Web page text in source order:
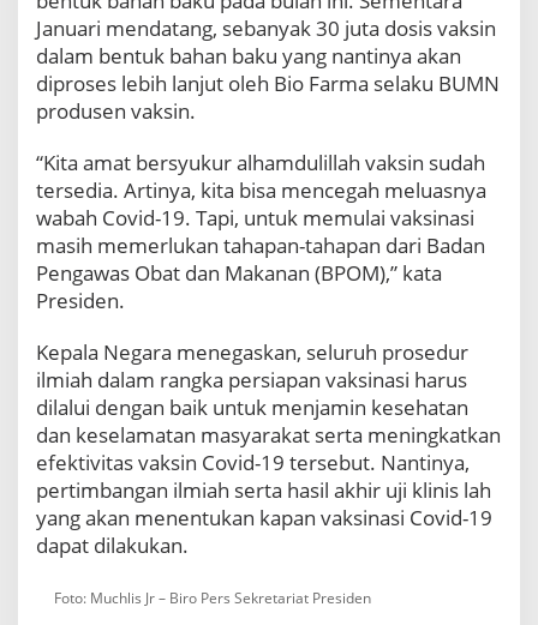
Januari mendatang, sebanyak 30 juta dosis vaksin
dalam bentuk bahan baku yang nantinya akan
diproses lebih lanjut oleh Bio Farma selaku BUMN
produsen vaksin.
“Kita amat bersyukur alhamdulillah vaksin sudah
tersedia. Artinya, kita bisa mencegah meluasnya
wabah Covid-19. Tapi, untuk memulai vaksinasi
masih memerlukan tahapan-tahapan dari Badan
Pengawas Obat dan Makanan (BPOM),” kata
Presiden.
Kepala Negara menegaskan, seluruh prosedur
ilmiah dalam rangka persiapan vaksinasi harus
dilalui dengan baik untuk menjamin kesehatan
dan keselamatan masyarakat serta meningkatkan
efektivitas vaksin Covid-19 tersebut. Nantinya,
pertimbangan ilmiah serta hasil akhir uji klinis lah
yang akan menentukan kapan vaksinasi Covid-19
dapat dilakukan.
Foto: Muchlis Jr – Biro Pers Sekretariat Presiden